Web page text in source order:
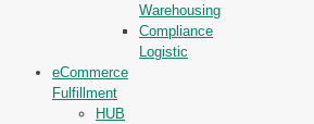
Warehousing
Compliance
Logistic
eCommerce
Fulfillment
HUB